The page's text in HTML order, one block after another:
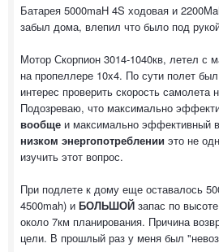
Батарея 5000maH 4S ходовая и
забыл дома, влепил что было под
Мотор Скорпион 3014-1040кв, летел с
на пропеллере 10x4. По сути полет
интерес проверить скорость самолета
Подозреваю, что максимально
вообще и максимально эффективный
низком энергопотреблении это не
изучить этот вопрос.
При подлете к дому еще оставалось
4500mah) и БОЛЬШОЙ запас по
около 7км планирования. Причина
цели. В прошлый раз у меня был